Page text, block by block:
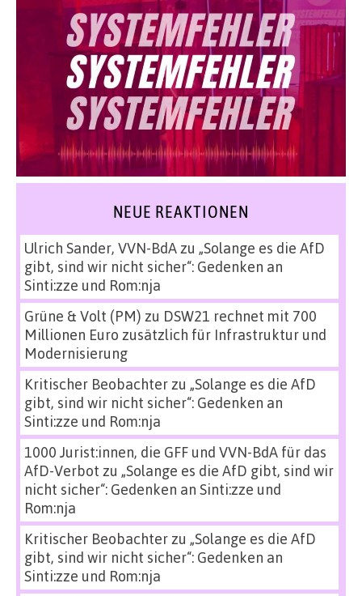
NEUE REAKTIONEN
Ulrich Sander, VVN-BdAzu „Solange es die AfD
gibt, sind wir nicht sicher“: Gedenken an
Sinti:zze und Rom:nja
Grüne & Volt (PM) zu DSW21 rechnet mit 700
Millionen Euro zusätzlich für Infrastruktur und
Modernisierung
Kritischer Beobachterzu „Solange es die AfD
gibt, sind wir nicht sicher“: Gedenken an
Sinti:zze und Rom:nja
1000 Jurist:innen, die GFF und VVN-BdA für das
AfD-Verbot zu „Solange es die AfD gibt, sind wir
nicht sicher“: Gedenken an Sinti:zze und
Rom:nja
Kritischer Beobachterzu „Solange es die AfD
gibt, sind wir nicht sicher“: Gedenken an
Sinti:zze und Rom:nja